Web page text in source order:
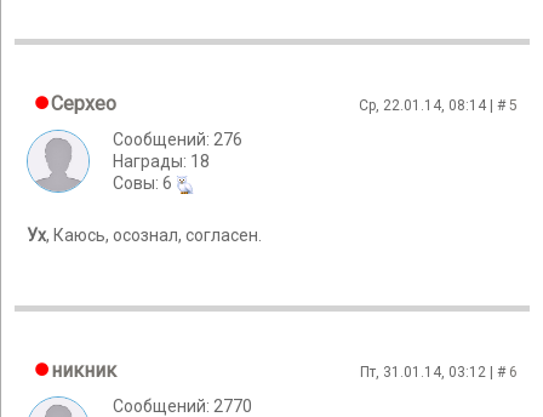
Cepxeo Ср, 22.01.14, 08:14 | #5
Сообщений: 276
Награды: 18
Cовы: 6
Ух, Каюсь, осознал, согласен.
никник Пт, 31.01.14, 03:12 | # 6
Сообщений: 2770